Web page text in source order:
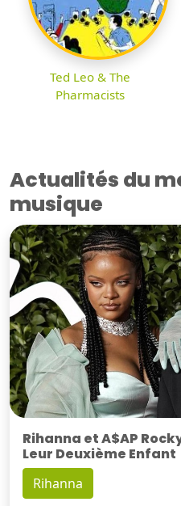
Ted Leo & The
Pharmacists
Actualités du
musique
Rihanna et A$AP
Leur Deuxième Enfant
Rihanna